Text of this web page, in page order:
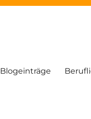
Blogeinträge